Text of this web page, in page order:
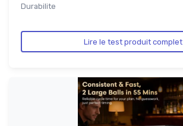
Durabilite
Lire le test produit complet